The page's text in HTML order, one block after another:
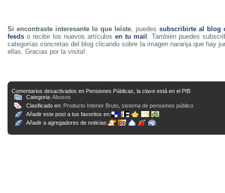
Si encontraste interesante lo que leíste , puedessubscribirte al blog
feeds o recibir los nuevos artículosen tu mail . También puedes
categorías concretas del blog clicando sobre la imagen naranja que hay
ellas. Gracias por la visita!.
Comentarios desactivados en Pensiones Públicas, la clave está en el PIB
Categoria: Abusos
Clasificado en: Producto Interior Bruto sistema de pensiones público
Añadir este post a tus favoritos en:
Añadir a agregadores de noticias: